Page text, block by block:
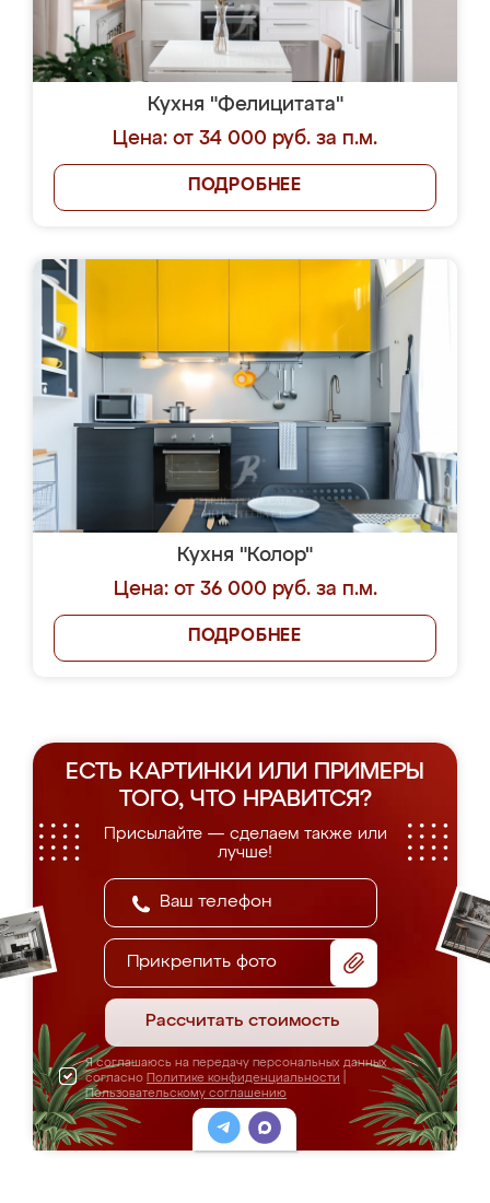
Кухня "Фелицитата"
Цена: от 34 000 руб. за п.м.
ПОДРОБНЕЕ
Кухня "Колор"
Цена: от 36 000 руб. за п.м.
ПОДРОБНЕЕ
ЕСТЬ КАРТИНКИ ИЛИ ПРИМЕРЫ
ТОГО, ЧТО НРАВИТСЯ?
Присылайте — сделаем также или
лучше!
Прикрепить фото
Рассчитать стоимость
Я соглашаюсь на передачу персональных данных
согласно Политике конфиденциальности
Пользовательскому соглашению